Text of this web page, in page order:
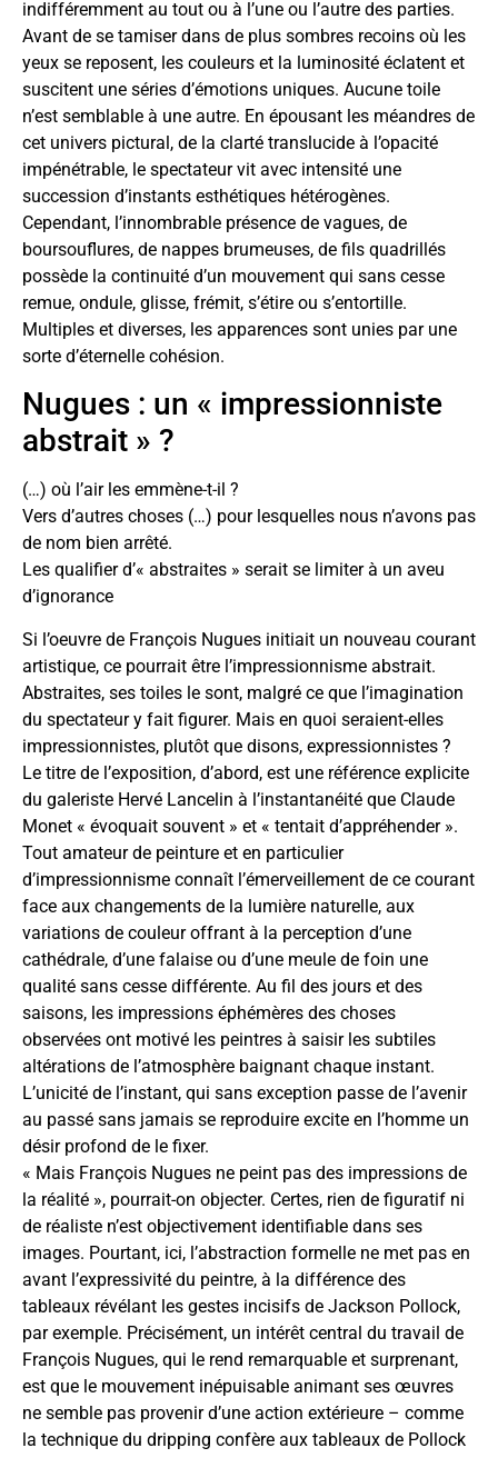
indifféremment au tout ou à l’une ou l’autre des parties.
Avant de se tamiser dans de plus sombres recoins où les
yeux se reposent, les couleurs et la luminosité éclatent et
suscitent une séries d’émotions uniques. Aucune toile
n’est semblable à une autre. En épousant les méandres de
cet univers pictural, de la clarté translucide à l’opacité
impénétrable, le spectateur vit avec intensité une
succession d’instants esthétiques hétérogènes.
Cependant, l’innombrable présence de vagues, de
boursouflures, de nappes brumeuses, de fils quadrillés
possède la continuité d’un mouvement qui sans cesse
remue, ondule, glisse, frémit, s’étire ou s’entortille.
Multiples et diverses, les apparences sont unies par une
sorte d’éternelle cohésion.
Nugues : un « impressionniste
abstrait » ?
(…) où l’air les emmène-t-il ?
Vers d’autres choses (…) pour lesquelles nous n’avons pas
de nom bien arrêté.
Les qualifier d’« abstraites » serait se limiter à un aveu
d’ignorance
Si l’oeuvre de François Nugues initiait un nouveau courant
artistique, ce pourrait être l’impressionnisme abstrait.
Abstraites, ses toiles le sont, malgré ce que l’imagination
du spectateur y fait figurer. Mais en quoi seraient-elles
impressionnistes, plutôt que disons, expressionnistes ?
Le titre de l’exposition, d’abord, est une référence explicite
du galeriste Hervé Lancelin à l’instantanéité que Claude
Monet « évoquait souvent » et « tentait d’appréhender ».
Tout amateur de peinture et en particulier
d’impressionnisme connaît l’émerveillement de ce courant
face aux changements de la lumière naturelle, aux
variations de couleur offrant à la perception d’une
cathédrale, d’une falaise ou d’une meule de foin une
qualité sans cesse différente. Au fil des jours et des
saisons, les impressions éphémères des choses
observées ont motivé les peintres à saisir les subtiles
altérations de l’atmosphère baignant chaque instant.
L’unicité de l’instant, qui sans exception passe de l’avenir
au passé sans jamais se reproduire excite en l’homme un
désir profond de le fixer.
« Mais François Nugues ne peint pas des impressions de
la réalité », pourrait-on objecter. Certes, rien de figuratif ni
de réaliste n’est objectivement identifiable dans ses
images. Pourtant, ici, l’abstraction formelle ne met pas en
avant l’expressivité du peintre, à la différence des
tableaux révélant les gestes incisifs de Jackson Pollock,
par exemple. Précisément, un intérêt central du travail de
François Nugues, qui le rend remarquable et surprenant,
est que le mouvement inépuisable animant ses œuvres
ne semble pas provenir d’une action extérieure – comme
la technique du dripping confère aux tableaux de Pollock